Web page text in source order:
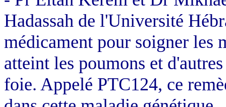
Hadassah de l'Université
médicament pour soigner les
atteint les poumons et
foie. Appelé PTC124, ce